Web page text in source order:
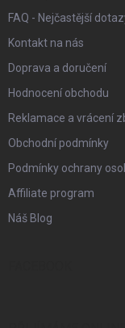
FAQ - Nejčastější
Kontakt na nás
Doprava a doručení
Hodnocení obchodu
Reklamace a vrácení
Obchodní podmínky
Podmínky ochrany
Affiliate program
Náš Blog